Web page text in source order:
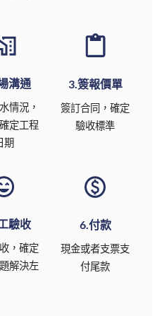
溝通
情況，
定工程
期
3.簽報價單
簽訂合同，確定
驗收標準
驗收
，確定
解決左
6.付款
現金或者支票支
付尾款